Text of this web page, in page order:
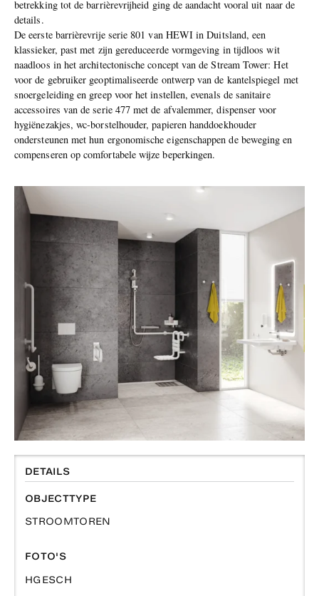
betrekking tot de barrièrevrijheid ging de aandacht vooral uit naar de
details.
De eerste barrièrevrije serie 801 van HEWI in Duitsland, een
klassieker, past met zijn gereduceerde vormgeving in tijdloos wit
naadloos in het architectonische concept van de Stream Tower: Het
voor de gebruiker geoptimaliseerde ontwerp van de kantelspiegel met
snoergeleiding en greep voor het instellen, evenals de sanitaire
accessoires van de serie 477 met de afvalemmer, dispenser voor
hygiënezakjes, wc-borstelhouder, papieren handdoekhouder
ondersteunen met hun ergonomische eigenschappen de beweging en
compenseren op comfortabele wijze beperkingen.
DETAILS
OBJECTTYPE
STROOMTOREN
FOTO'S
HGESCH